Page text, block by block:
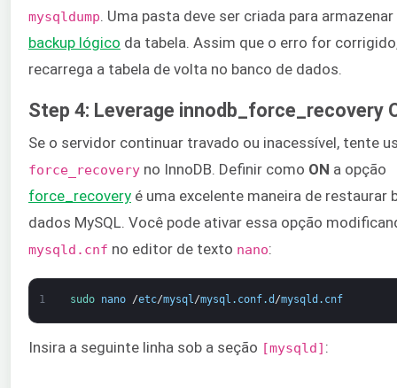
mysqldump. Uma pasta deve ser criada para
backup lógico da tabela. Assim que o erro for
recarrega a tabela de volta no banco de dados.
Step 4: Leverage innodb_force_recovery
Se o servidor continuar travado ou inacessível, tente
force_recovery no InnoDB. Definir como ON a opção
force_recovery é uma excelente maneira de restaurar
dados MySQL. Você pode ativar essa opção
mysqld.cnf no editor de texto nano:
1 sudo nano /etc/mysql/mysql . conf.d /mysqld . cnf
Insira a seguinte linha sob a seção [mysqld] :